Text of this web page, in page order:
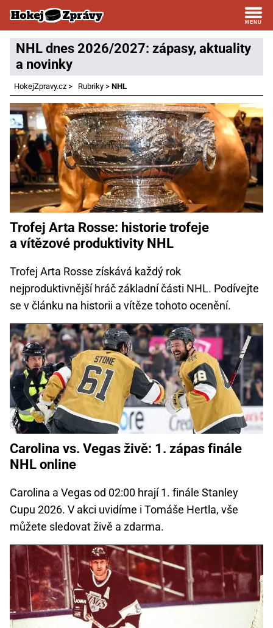
NHL dnes 2026/2027: zápasy, aktuality
a novinky
HokejZpravy.cz > Rubriky > NHL
Trofej Arta Rosse: historie trofeje
a vítězové produktivity NHL
Trofej Arta Rosse získává každý rok
nejproduktivnější hráč základní části NHL. Podívejte
se v článku na historii a vítěze tohoto ocenění.
Carolina vs. Vegas živě: 1. zápas finále
NHL online
Carolina a Vegas od 02:00 hrají 1. finále Stanley
Cupu 2026. V akci uvidíme i Tomáše Hertla, vše
můžete sledovat živě a zdarma.